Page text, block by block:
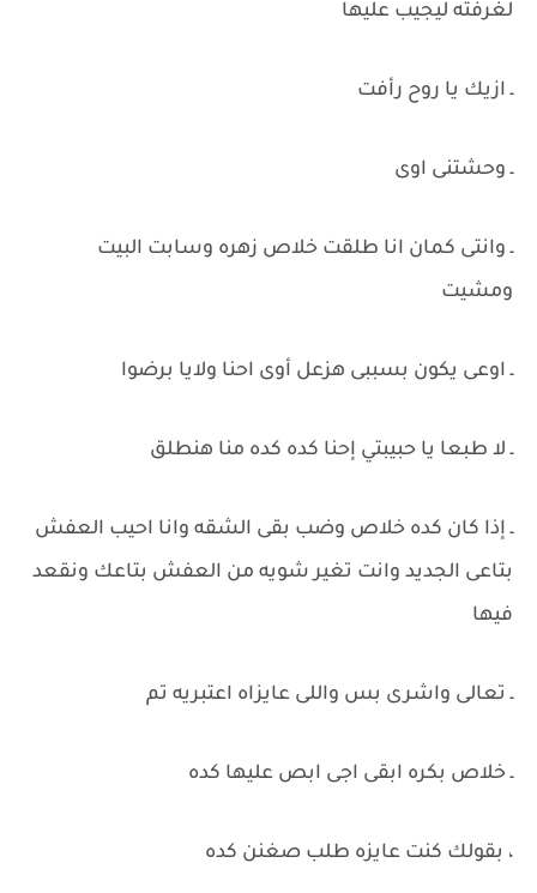
لغرفته ليجيب عليها
ـ ازيك يا روح رأفت
ـ وحشتنى اوى
ـ وانتى كمان انا طلقت خلاص زهره وسابت البيت
ومشيت
ـ اوعى يكون بسببى هزعل أوى احنا ولايا برضوا
ـ لا طبعا يا حبيبتي إحنا كده كده منا هنطلق
ـ إذا كان كده خلاص وضب بقى الشقه وانا احيب العفش
بتاعى الجديد وانت تغير شويه من العفش بتاعك ونقعد
فيها
ـ تعالى واشرى بس واللى عايزاه اعتبريه تم
ـ خلاص بكره ابقى اجى ابص عليها كده
، بقولك كنت عايزه طلب صغنن كده